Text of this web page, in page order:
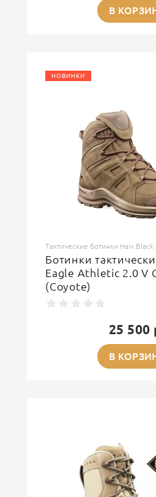
В
НОВИНКИ
Тактические ботинки Haix Black
Ботинки
Eagle Athletic 2.0 V
(Coyote)
25 500
В